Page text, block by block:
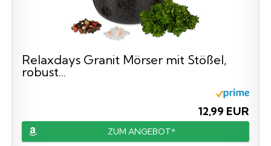
Relaxdays Granit Mörser mit Stößel,
robust...
12,99 EUR
ZUM ANGEBOT*